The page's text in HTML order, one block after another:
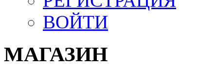
ВОЙТИ
МАГАЗИН